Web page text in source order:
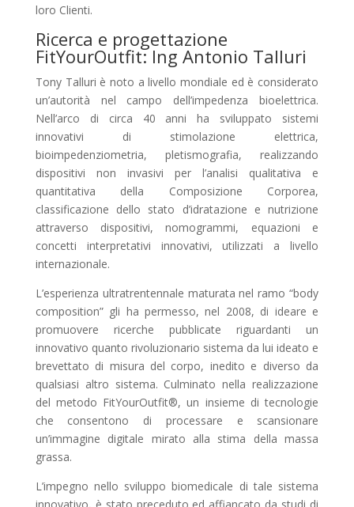
loro Clienti.
Ricerca e progettazione
FitYourOutfit: Ing Antonio Talluri
Tony Talluri è noto a livello mondiale ed è considerato
un’autorità nel campo dell’impedenza bioelettrica.
Nell’arco di circa 40 anni ha sviluppato sistemi
innovativi di stimolazione elettrica,
bioimpedenziometria, pletismografia, realizzando
dispositivi non invasivi per l’analisi qualitativa e
quantitativa della Composizione Corporea,
classificazione dello stato d’idratazione e nutrizione
attraverso dispositivi, nomogrammi, equazioni e
concetti interpretativi innovativi, utilizzati a livello
internazionale.
L’esperienza ultratrentennale maturata nel ramo “body
composition” gli ha permesso, nel 2008, di ideare e
promuovere ricerche pubblicate riguardanti un
innovativo quanto rivoluzionario sistema da lui ideato e
brevettato di misura del corpo, inedito e diverso da
qualsiasi altro sistema. Culminato nella realizzazione
del metodo FitYourOutfit®, un insieme di tecnologie
che consentono di processare e scansionare
un’immagine digitale mirato alla stima della massa
grassa.
L’impegno nello sviluppo biomedicale di tale sistema